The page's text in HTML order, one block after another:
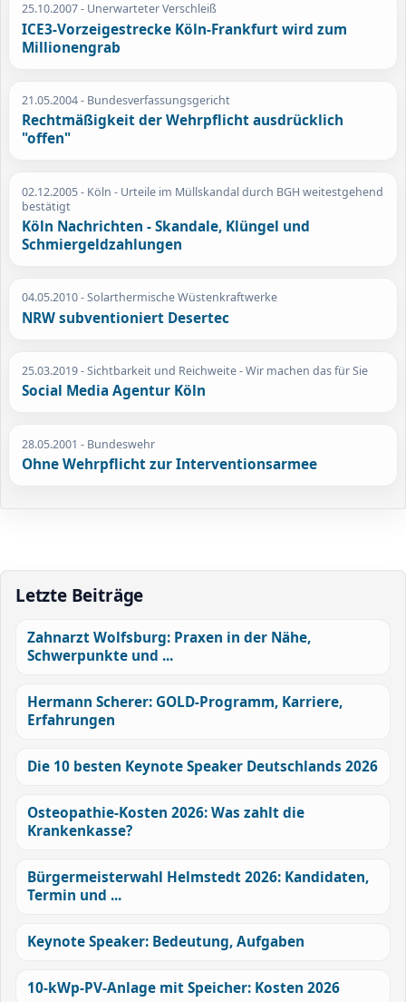
25.10.2007- Unerwarteter Verschleiß
ICE3-Vorzeigestrecke Köln-Frankfurt wird zum
Millionengrab
21.05.2004- Bundesverfassungsgericht
Rechtmäßigkeit der Wehrpflicht ausdrücklich
"offen"
02.12.2005- Köln - Urteile im Müllskandal durch BGH weitestgehend
bestätigt
Köln Nachrichten - Skandale, Klüngel und
Schmiergeldzahlungen
04.05.2010- Solarthermische Wüstenkraftwerke
NRW subventioniert Desertec
25.03.2019- Sichtbarkeit und Reichweite - Wir machen das für Sie
Social Media Agentur Köln
28.05.2001 - Bundeswehr
Ohne Wehrpflicht zur Interventionsarmee
Letzte Beiträge
Zahnarzt Wolfsburg: Praxen in der Nähe,
Schwerpunkte und ...
Hermann Scherer: GOLD-Programm, Karriere,
Erfahrungen
Die 10 besten Keynote Speaker Deutschlands 2026
Osteopathie-Kosten 2026: Was zahlt die
Krankenkasse?
Bürgermeisterwahl Helmstedt 2026: Kandidaten,
Termin und ...
Keynote Speaker: Bedeutung, Aufgaben
10-kWp-PV-Anlage mit Speicher: Kosten 2026